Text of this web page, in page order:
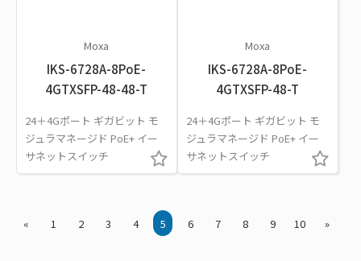
Moxa
IKS-6728A-8PoE-
4GTXSFP-48-48-T
24＋4Gポート ギガビット モ
ジュラマネージド PoE+ イー
サネットスイッチ
Moxa
IKS-6728A-8PoE-
4GTXSFP-48-T
24＋4Gポート ギガビット モ
ジュラマネージド PoE+ イー
サネットスイッチ
« 1 2 3 4 5 6 7 8 9 10 »